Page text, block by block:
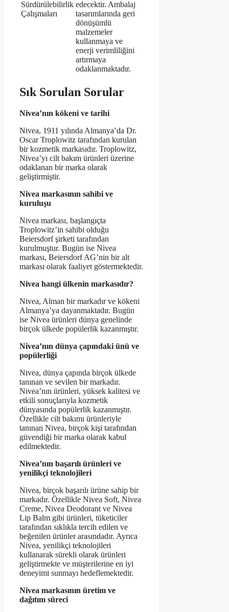
Sürdürülebilirlik
Çalışmaları
edecektir. Ambalaj
tasarımlarında geri
dönüşümlü
malzemeler
kullanmaya ve
enerji verimliliğini
artırmaya
odaklanmaktadır.
Sık Sorulan Sorular
Nivea’nın kökeni ve tarihi
Nivea, 1911 yılında Almanya’da Dr.
Oscar Troplowitz tarafından kurulan
bir kozmetik markasıdır. Troplowitz,
Nivea’yı cilt bakım ürünleri üzerine
odaklanan bir marka olarak
geliştirmiştir.
Nivea markasının sahibi ve
kuruluşu
Nivea markası, başlangıçta
Troplowitz’in sahibi olduğu
Beiersdorf şirketi tarafından
kurulmuştur. Bugün ise Nivea
markası, Beiersdorf AG’nin bir alt
markası olarak faaliyet göstermektedir.
Nivea hangi ülkenin markasıdır?
Nivea, Alman bir markadır ve kökeni
Almanya’ya dayanmaktadır. Bugün
ise Nivea ürünleri dünya genelinde
birçok ülkede popülerlik kazanmıştır.
Nivea’nın dünya çapındaki ünü ve
popülerliği
Nivea, dünya çapında birçok ülkede
tanınan ve sevilen bir markadır.
Nivea’nın ürünleri, yüksek kalitesi ve
etkili sonuçlarıyla kozmetik
dünyasında popülerlik kazanmıştır.
Özellikle cilt bakımı ürünleriyle
tanınan Nivea, birçok kişi tarafından
güvendiği bir marka olarak kabul
edilmektedir.
Nivea’nın başarılı ürünleri ve
yenilikçi teknolojileri
Nivea, birçok başarılı ürüne sahip bir
markadır. Özellikle Nivea Soft, Nivea
Creme, Nivea Deodorant ve Nivea
Lip Balm gibi ürünleri, tüketiciler
tarafından sıklıkla tercih edilen ve
beğenilen ürünler arasındadır. Ayrıca
Nivea, yenilikçi teknolojileri
kullanarak sürekli olarak ürünleri
geliştirmekte ve müşterilerine en iyi
deneyimi sunmayı hedeflemektedir.
Nivea markasının üretim ve
dağıtım süreci